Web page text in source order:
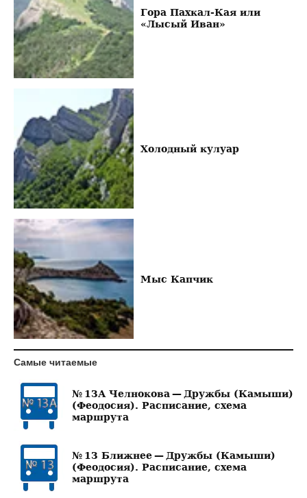
Гора Пахкал-Кая или
«Лысый Иван»
Холодный кулуар
Мыс Капчик
Самые читаемые
№ 13А Челнокова — Дружбы (Камыши)
(Феодосия). Расписание, схема
маршрута
№ 13 Ближнее — Дружбы (Камыши)
(Феодосия). Расписание, схема
маршрута